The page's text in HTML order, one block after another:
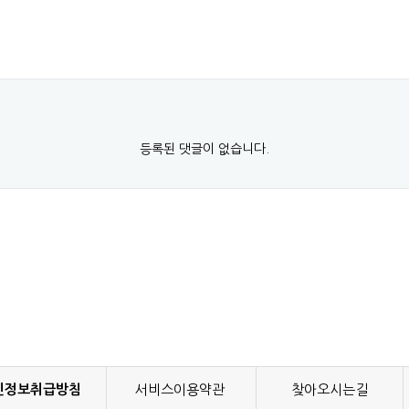
등록된 댓글이 없습니다.
정보취급방침 서비스이용약관 찾아오시는길